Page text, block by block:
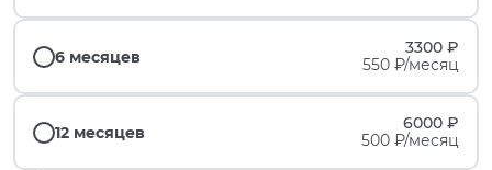
6 месяцев
3300 ₽
550 ₽/месяц
12 месяцев
6000 ₽
500 ₽/месяц